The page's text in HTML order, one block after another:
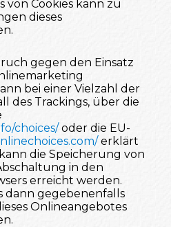
von Cookies kann zu
dieses
gegen den Einsatz
bei einer Vielzahl der
des Trackings, über die
choices/oder die EU-
erklärt
die Speicherung von
in den
erreicht werden.
dann gegebenenfalls
Onlineangebotes